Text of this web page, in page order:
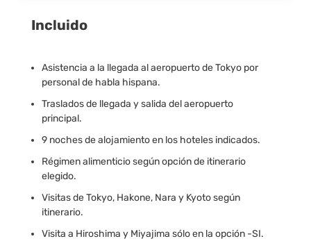
Incluido
Asistencia a la llegada al aeropuerto de Tokyo por
personal de habla hispana.
Traslados de llegada y salida del aeropuerto
principal.
9 noches de alojamiento en los hoteles indicados.
Régimen alimenticio según opción de itinerario
elegido.
Visitas de Tokyo, Hakone, Nara y Kyoto según
itinerario.
Visita a Hiroshima y Miyajima sólo en la opción -SI.